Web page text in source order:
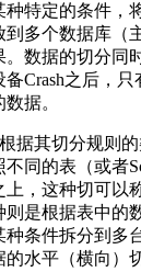
特定的条件，
多个数据库（
数据的切分同
Crash之后，
据。
据其切分规则
同的表（或者
，这种切可以
则是根据表中的
条件拆分到多
水平（横向）